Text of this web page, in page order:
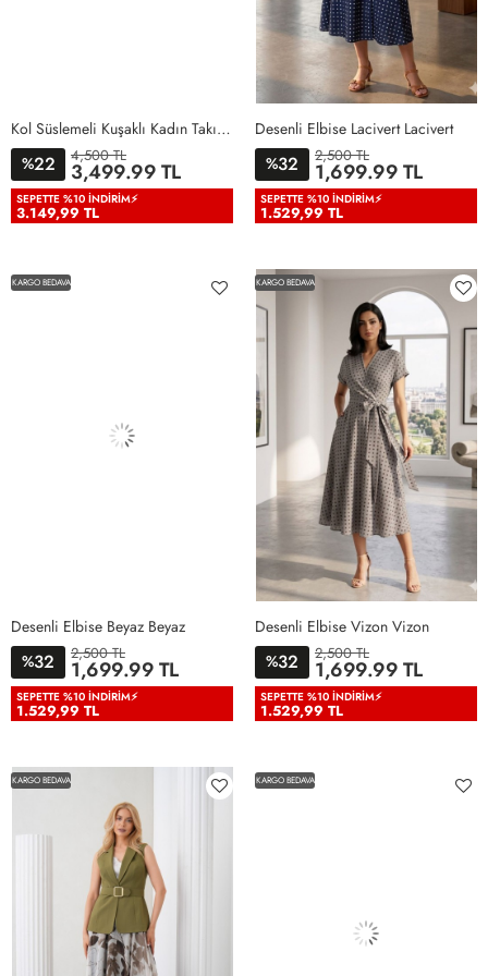
36 38 40 42 44
48
50
Kol Süslemeli Kuşaklı Kadın Takım Elbise Siyah Siyah
%22 4,500 TL
3,499.99 TL
SEPETTE %10 İNDIRIM⚡
3.149,99 TL
38 40 42 44 46
Desenli Elbise Lacivert Lacivert
%32 2,500 TL
1,699.99 TL
SEPETTE %10 İNDIRIM⚡
1.529,99 TL
KARGO BEDAVA
38 40 42 44 46
Desenli Elbise Beyaz Beyaz
%32 2,500 TL
1,699.99 TL
SEPETTE %10 İNDIRIM⚡
1.529,99 TL
KARGO BEDAVA
38 40 42 44 46
Desenli Elbise Vizon Vizon
%32 2,500 TL
1,699.99 TL
SEPETTE %10 İNDIRIM⚡
1.529,99 TL
KARGO BEDAVA KARGO BEDAVA